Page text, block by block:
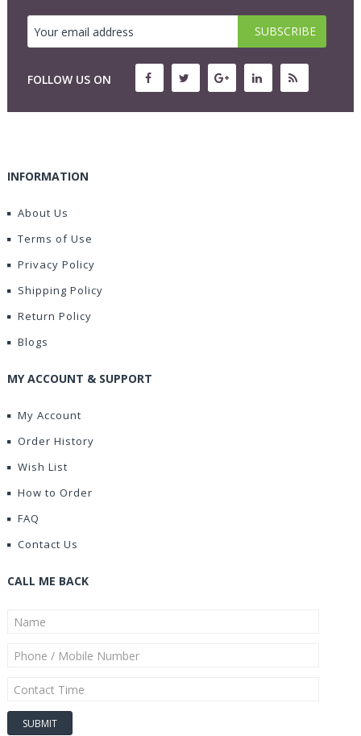
FOLLOW US ON
INFORMATION
About Us
Terms of Use
Privacy Policy
Shipping Policy
Return Policy
Blogs
MY ACCOUNT & SUPPORT
My Account
Order History
Wish List
How to Order
FAQ
Contact Us
CALL ME BACK